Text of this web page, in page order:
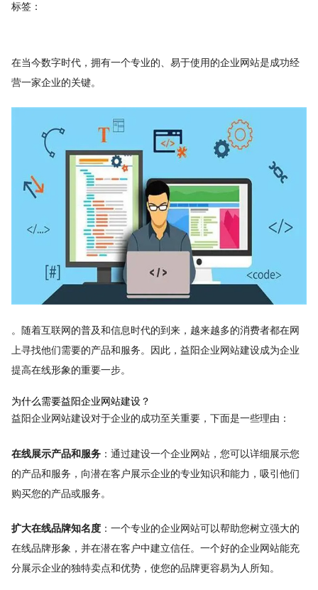
标签：
在当今数字时代，拥有一个专业的、易于使用的企业网站是成功经
营一家企业的关键。
。随着互联网的普及和信息时代的到来，越来越多的消费者都在网
上寻找他们需要的产品和服务。因此，益阳企业网站建设成为企业
提高在线形象的重要一步。
为什么需要益阳企业网站建设？
益阳企业网站建设对于企业的成功至关重要，下面是一些理由：
在线展示产品和服务：通过建设一个企业网站，您可以详细展示您
的产品和服务，向潜在客户展示企业的专业知识和能力，吸引他们
购买您的产品或服务。
扩大在线品牌知名度：一个专业的企业网站可以帮助您树立强大的
在线品牌形象，并在潜在客户中建立信任。一个好的企业网站能充
分展示企业的独特卖点和优势，使您的品牌更容易为人所知。